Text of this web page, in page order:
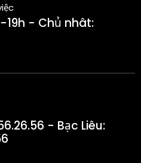
19h - Chủ nhât:
- Bạc Liêu: